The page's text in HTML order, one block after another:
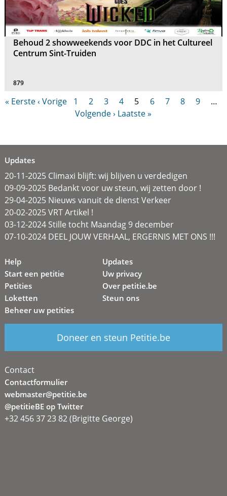
Behoud 2 showweekends voor DDC in het Cultureel
Centrum Sint-Truiden
879
« Eerste‹ Vorige 1 2 3 4 5 6 7 8 9
…
Volgende › Laatste »
Updates
20-11-2025 Climaxi blijft: wij blijven u verdedigen
09-09-2025 Bedankt voor uw steun, wij zetten door !
29-04-2025 Nieuws vanuit de dienst Verkeer
20-02-2025 VRT Artikel !
03-12-2024 Stille tocht Maandag 9 december
07-10-2024 DEEL JOUW VERHAAL, ERGERNIS MET ONS !!!
Help
Start een petitie
Petities
Loketten
Beheer uw petities
Updates
Uw privacy
Over petitie.be
Steun ons
Doneer en steun Petitie.be
Contact
Contactformulier
webmaster@petitie.be
@petitieBE op Twitter
+32 456 37 23 82 (Brigitte George)